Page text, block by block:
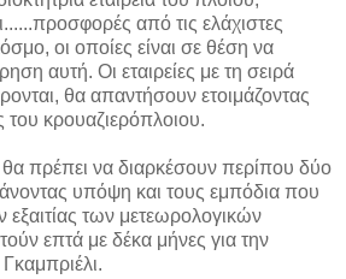
...προσφορές από τις ελάχιστες
οι οποίες είναι σε θέση να
αυτή. Οι εταιρείες με τη σειρά
θα απαντήσουν ετοιμάζοντας
του κρουαζιερόπλοιου.
πρέπει να διαρκέσουν περίπου δύο
υπόψη και τους εμπόδια που
των μετεωρολογικών
επτά με δέκα μήνες για την